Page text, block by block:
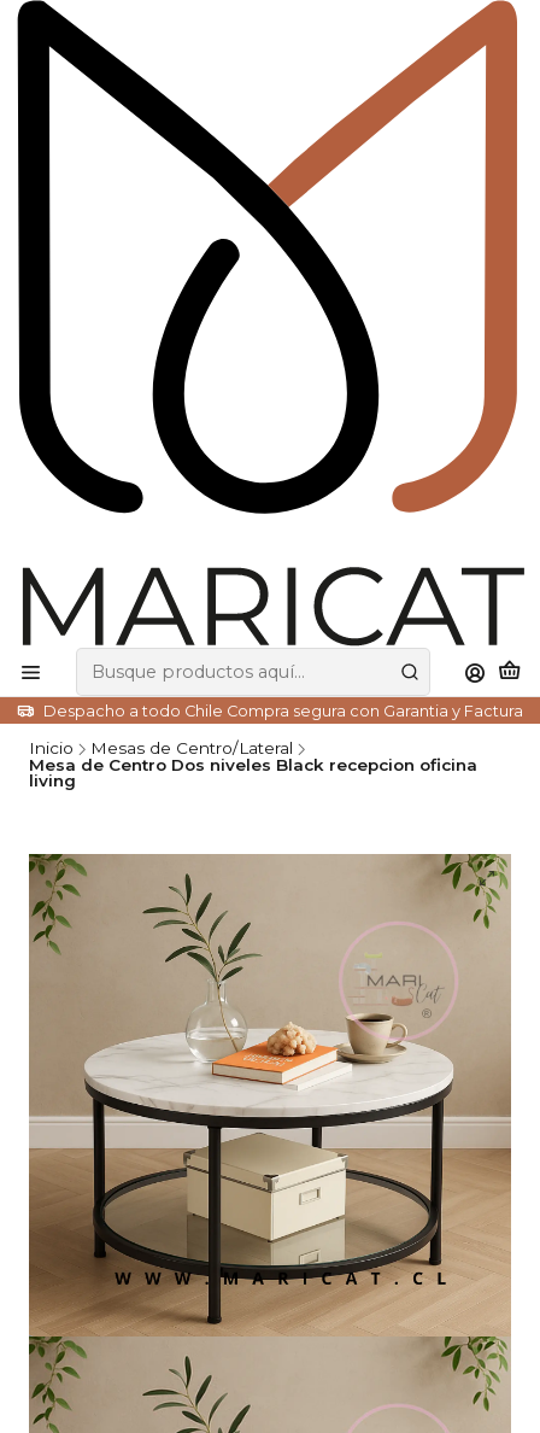
Despacho a todo Chile Compra segura con Garantia y Factura
Inicio
Mesas de Centro/Lateral
Mesa de Centro Dos niveles Black recepcion oficina
living